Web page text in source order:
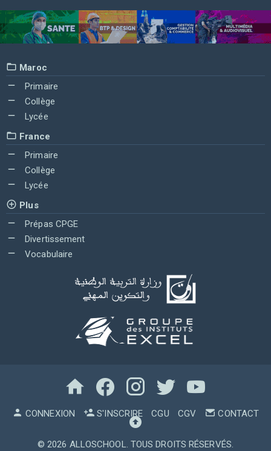
Maroc
Primaire
Collège
Lycée
France
Primaire
Collège
Lycée
Plus
Prépas CPGE
Divertissement
Vocabulaire
CONNEXION S'INSCRIRE CGU CGV CONTACT
© 2026 ALLOSCHOOL. TOUS DROITS RÉSERVÉS.